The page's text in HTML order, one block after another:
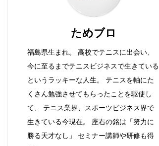
つけめんとか、テニスをしよ
ためブロ
福島県生まれ。 高校でテニスに出会い、
今に至るまでテニスビジネスで生きている
というラッキーな人生。 テニスを軸にた
くさん勉強させてもらったことを駆使し
て、 テニス業界、スポーツビジネス界で
生きている今現在。 座右の銘は「努力に
勝る天才なし」 セミナー講師や研修も得